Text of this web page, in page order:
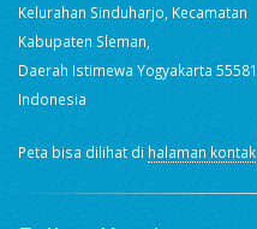
Kelurahan Sinduharjo, Kecamatan
Kabupaten Sleman,
Daerah Istimewa Yogyakarta 55581,
Indonesia
Peta bisa dilihat di halaman kontak